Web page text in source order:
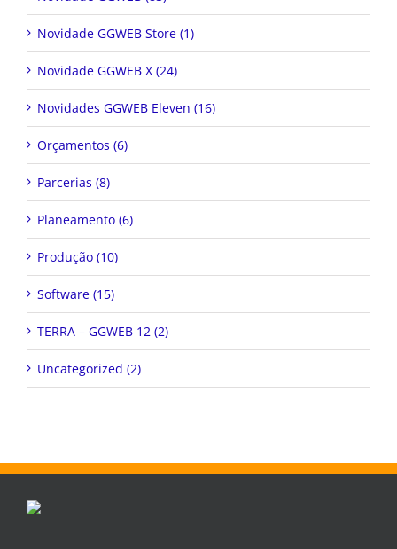
Novidade GGWEB Store (1)
Novidade GGWEB X (24)
Novidades GGWEB Eleven (16)
Orçamentos (6)
Parcerias (8)
Planeamento (6)
Produção (10)
Software (15)
TERRA – GGWEB 12 (2)
Uncategorized (2)